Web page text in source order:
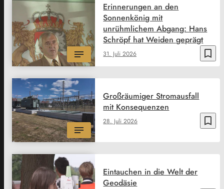
bookmark_border
31. Juli 2026
Erinnerungen an den
Sonnenkönig mit
unrühmlichem Abgang: Hans
Schröpf hat Weiden geprägt
bookmark_border
28. Juli 2026
Großräumiger Stromausfall
mit Konsequenzen
Eintauchen in die Welt der
Geodäsie